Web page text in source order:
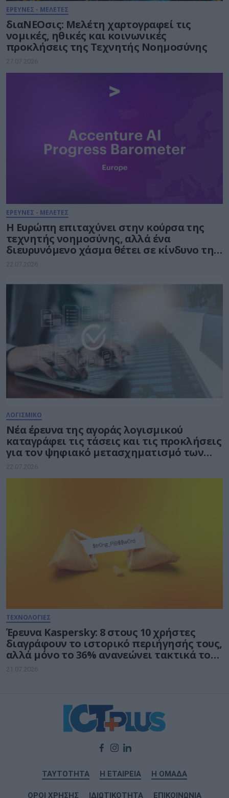
ΕΡΕΥΝΕΣ - ΜΕΛΕΤΕΣ
διαΝΕΟσις: Μελέτη χαρτογραφεί τις
νομικές, ηθικές και κοινωνικές
προκλήσεις της Τεχνητής Νοημοσύνης
27.07.2026
ΕΡΕΥΝΕΣ - ΜΕΛΕΤΕΣ
Η Ευρώπη επιταχύνει στην κούρσα της
τεχνητής νοημοσύνης, αλλά ένα
διευρυνόμενο χάσμα θέτει σε κίνδυνο την
πρόοδό της
22.07.2026
ΛΟΓΙΣΜΙΚΟ
Νέα έρευνα της αγοράς λογισμικού
καταγράφει τις τάσεις και τις προκλήσεις
για τον ψηφιακό μετασχηματισμό των
επιχειρήσεων
22.07.2026
ΤΕΧΝΟΛΟΓΙΕΣ
Έρευνα Kaspersky: 8 στους 10 χρήστες
διαγράφουν το ιστορικό περιήγησής τους,
αλλά μόνο το 36% ανανεώνει τακτικά τους
κωδικούς πρόσβασης
21.07.2026
ΤΑΥΤΟΤΗΤΑ Η ΕΤΑΙΡΕΙΑ Η ΟΜΑΔΑ
ΟΡΟΙ ΧΡΗΣΗΣ ΙΔΙΩΤΙΚΟΤΗΤΑ ΕΠΙΚΟΙΝΩΝΙΑ